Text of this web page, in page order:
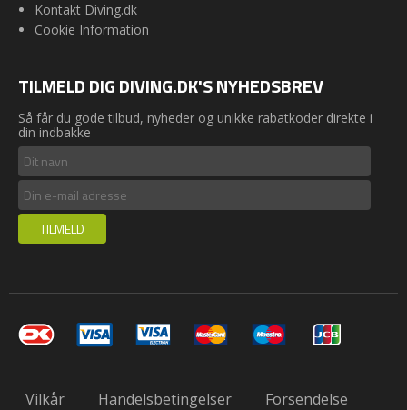
Kontakt Diving.dk
Cookie Information
TILMELD DIG DIVING.DK'S NYHEDSBREV
Så får du gode tilbud, nyheder og unikke rabatkoder direkte i
din indbakke
Vilkår Handelsbetingelser Forsendelse